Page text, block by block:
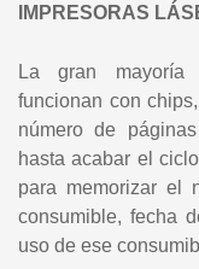
IMPRESORAS
La gran mayoría
funcionan con
número de
hasta acabar el
para memorizar el
consumible, fecha
uso de ese